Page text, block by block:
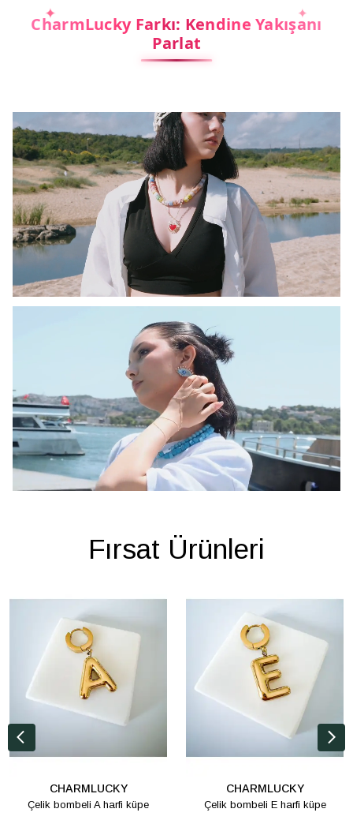
CharmLucky Farkı: Kendine Yakışanı
Parlat
Fırsat Ürünleri
CHARMLUCKY
Çelik bombeli A harfi küpe
CHARMLUCKY
Çelik bombeli E harfi küpe